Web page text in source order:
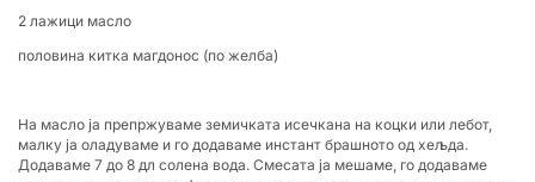
2 лажици масло
половина китка магдонос (по желба)
На масло ја препржуваме земичката исечкана на коцки или лебот,
малку ја оладуваме и го додаваме инстант брашното од хељда.
Додаваме 7 до 8 дл солена вода. Смесата ја мешаме, го додаваме